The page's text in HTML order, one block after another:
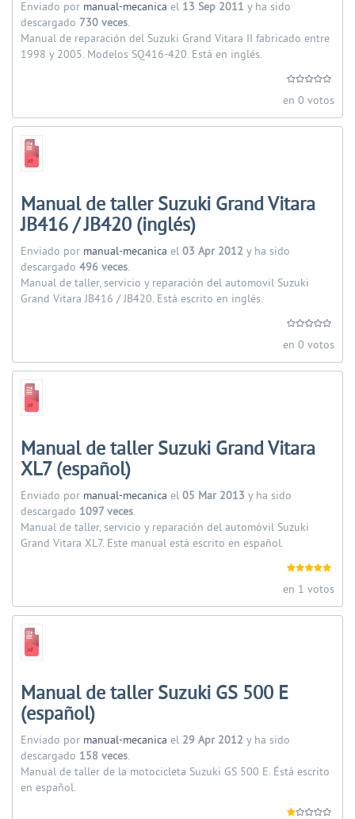
Enviado por manual-mecanica el 13 Sep 2011 y ha sido
descargado 730 veces.
Manual de reparación del Suzuki Grand Vitara II fabricado entre
1998 y 2005. Modelos SQ416-420. Está en inglés.
en 0 votos
Manual de taller Suzuki Grand Vitara
JB416 / JB420 (inglés)
Enviado por manual-mecanica el 03 Apr 2012 y ha sido
descargado 496 veces.
Manual de taller, servicio y reparación del automovil Suzuki
Grand Vitara JB416 / JB420. Está escrito en inglés.
en 0 votos
Manual de taller Suzuki Grand Vitara
XL7 (español)
Enviado por manual-mecanica el 05 Mar 2013 y ha sido
descargado 1097 veces.
Manual de taller, servicio y reparación del automóvil Suzuki
Grand Vitara XL7. Este manual está escrito en español.
en 1 votos
Manual de taller Suzuki GS 500 E
(español)
Enviado por manual-mecanica el 29 Apr 2012 y ha sido
descargado 158 veces.
Manual de taller de la motocicleta Suzuki GS 500 E. Éstá escrito
en español.